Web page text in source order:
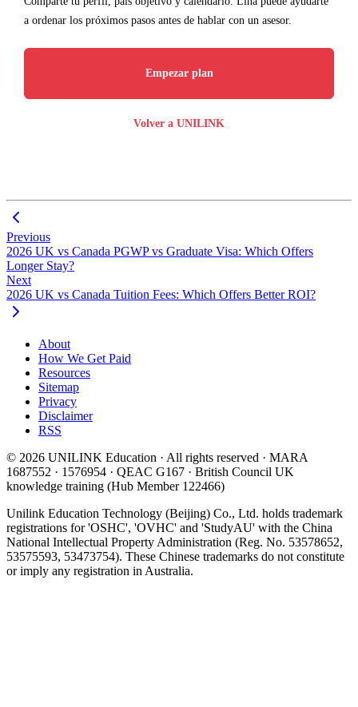
a ordenar los próximos pasos antes de hablar con un asesor.
Empezar plan
Volver a UNILINK
Previous
2026 UK vs Canada PGWP vs Graduate Visa: Which Offers
Longer Stay?
Next
2026 UK vs Canada Tuition Fees: Which Offers Better ROI?
About
How We Get Paid
Resources
Sitemap
Privacy
Disclaimer
RSS
© 2026 UNILINK Education · All rights reserved · MARA
1687552 · 1576954 · QEAC G167 · British Council UK
knowledge training (Hub Member 122466)
Unilink Education Technology (Beijing) Co., Ltd. holds trademark
registrations for 'OSHC', 'OVHC' and 'StudyAU' with the China
National Intellectual Property Administration (Reg. No. 53578652,
53575593, 53473754). These Chinese trademarks do not constitute
or imply any registration in Australia.